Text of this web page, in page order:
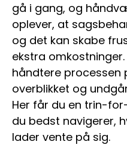
gå i gang, og
oplever, at
og det kan skabe
ekstra
håndtere processen
overblikket og
Her får du en trin-
du bedst navigerer,
lader vente på sig.